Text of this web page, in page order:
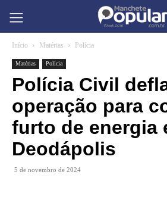
Início Matérias Polícia
Matérias Polícia
Polícia Civil
operação para
furto de energia
Deodápolis
5 de novembro de 2024